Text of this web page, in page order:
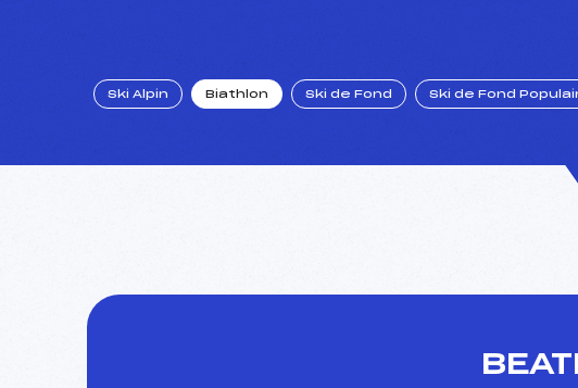
Ski Alpin Biathlon Ski de Fond Ski de Fond